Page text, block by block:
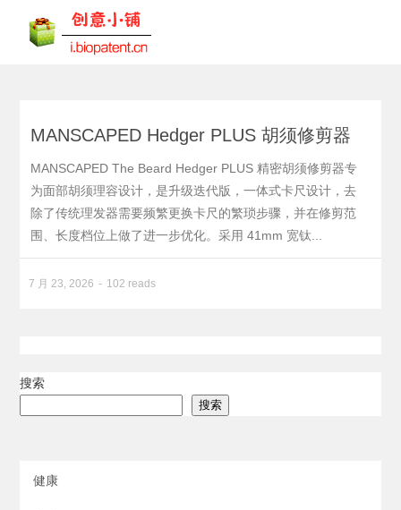
MANSCAPED Hedger PLUS 胡须修剪器
MANSCAPED The Beard Hedger PLUS 精密胡须修剪器专
为面部胡须理容设计，是升级迭代版，一体式卡尺设计，去
除了传统理发器需要频繁更换卡尺的繁琐步骤，并在修剪范
围、长度档位上做了进一步优化。采用 41mm 宽钛...
7 月 23, 2026 102 reads
搜索
搜索
健康